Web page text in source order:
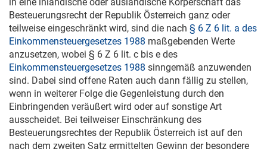
Besteuerungsrecht der Republik Österreich ganz oder
teilweise eingeschränkt wird, sind die nach § 6 Z 6 lit. a des
Einkommensteuergesetzes 1988 maßgebenden Werte
anzusetzen, wobei § 6 Z 6 lit. c bis e des
Einkommensteuergesetzes 1988 sinngemäß anzuwenden
sind. Dabei sind offene Raten auch dann fällig zu stellen,
wenn in weiterer Folge die Gegenleistung durch den
Einbringenden veräußert wird oder auf sonstige Art
ausscheidet. Bei teilweiser Einschränkung des
Besteuerungsrechtes der Republik Österreich ist auf den
nach dem zweiten Satz ermittelten Gewinn der besondere